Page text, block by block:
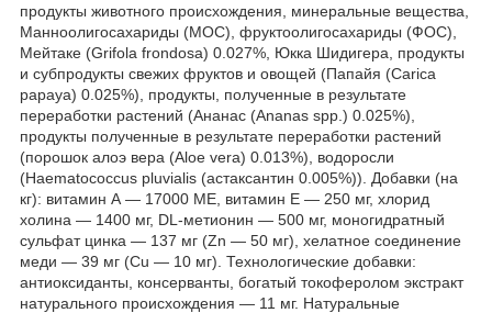
продукты животного происхождения, минеральные вещества,
Манноолигосахариды (МОС), фруктоолигосахариды (ФОС),
Мейтаке (Grifola frondosa) 0.027%, Юкка Шидигера, продукты
и субпродукты свежих фруктов и овощей (Папайя (Carica
papaya) 0.025%), продукты, полученные в результате
переработки растений (Ананас (Ananas spp.) 0.025%),
продукты полученные в результате переработки растений
(порошок алоэ вера (Aloe vera) 0.013%), водоросли
(Haematococcus pluvialis (aстаксантин 0.005%)). Добавки (на
кг): витамин А — 17000 МЕ, витамин Е — 250 мг, хлорид
холина — 1400 мг, DL-метионин — 500 мг, моногидратный
сульфат цинка — 137 мг (Zn — 50 мг), хелатное соединение
меди — 39 мг (Cu — 10 мг). Технологические добавки:
антиоксиданты, консерванты, богатый токоферолом экстракт
натурального происхождения — 11 мг. Натуральные